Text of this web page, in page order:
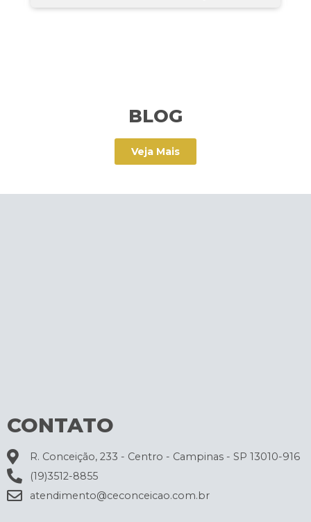
BLOG
Veja Mais
CONTATO
R. Conceição, 233 - Centro - Campinas - SP 13010-916
(19)3512-8855
atendimento@ceconceicao.com.br